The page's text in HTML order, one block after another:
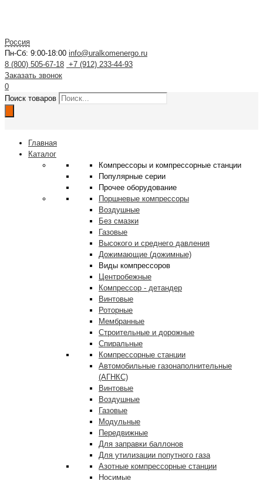
Россия
Пн-Сб: 9:00-18:00 info@uralkomenergo.ru
8 (800) 505-67-18 +7 (912) 233-44-93
Заказать звонок
0
Поиск товаров
Главная
Каталог
Компрессоры и компрессорные станции
Популярные серии
Прочее оборудование
Поршневые компрессоры
Воздушные
Без смазки
Газовые
Высокого и среднего давления
Дожимающие (дожимные)
Виды компрессоров
Центробежные
Компрессор - детандер
Винтовые
Роторные
Мембранные
Строительные и дорожные
Спиральные
Компрессорные станции
Автомобильные газонаполнительные
(АГНКС)
Винтовые
Воздушные
Газовые
Модульные
Передвижные
Для заправки баллонов
Для утилизации попутного газа
Азотные компрессорные станции
Носимые